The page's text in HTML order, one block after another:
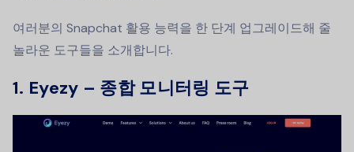
여러분의 Snapchat 활용 능력을 한 단계 업그레이드해 줄
놀라운 도구들을 소개합니다.
1. Eyezy – 종합 모니터링 도구